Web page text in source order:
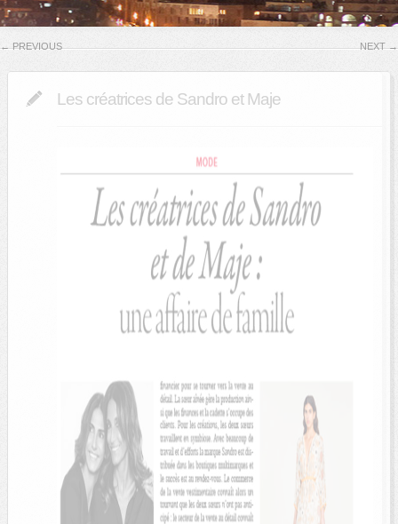
← PREVIOUS NEXT →
Les créatrices de Sandro et Maje